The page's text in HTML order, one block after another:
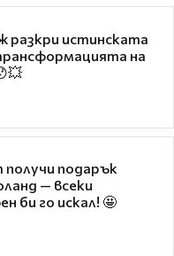
разкри истинската
на
получи подарък
— всеки
би го искал! 🤩